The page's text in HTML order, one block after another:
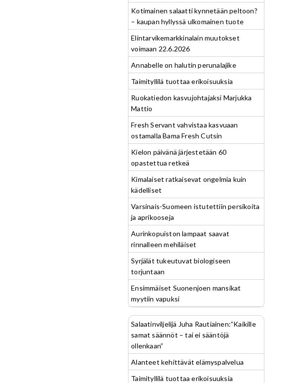
Kotimainen salaatti kynnetään peltoon?
– kaupan hyllyssä ulkomainen tuote
Elintarvikemarkkinalain muutokset
voimaan 22.6.2026
Annabelle on halutin perunalajike
Taimityllilä tuottaa erikoisuuksia
Ruokatiedon kasvujohtajaksi Marjukka
Mattio
Fresh Servant vahvistaa kasvuaan
ostamalla Bama Fresh Cutsin
Kielon päivänä järjestetään 60
opastettua retkeä
Kimalaiset ratkaisevat ongelmia kuin
kädelliset
Varsinais-Suomeen istutettiin persikoita
ja aprikooseja
Aurinkopuiston lampaat saavat
rinnalleen mehiläiset
Syrjälät tukeutuvat biologiseen
torjuntaan
Ensimmäiset Suonenjoen mansikat
myytiin vapuksi
Salaatinviljelijä Juha Rautiainen:”Kaikille
samat säännöt – tai ei sääntöjä
ollenkaan”
Alanteet kehittävät elämyspalvelua
Taimityllilä tuottaa erikoisuuksia